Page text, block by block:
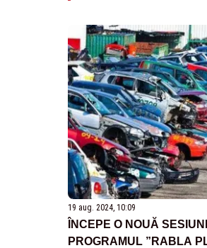
19 aug. 2024, 10:09
ÎNCEPE O NOUĂ
PROGRAMUL ”RABLA